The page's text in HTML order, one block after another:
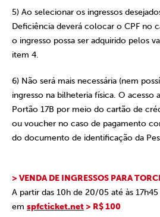
5) Ao selecionar os ingressos
Deficiência deverá colocar o CPF no
o ingresso possa ser adquirido pelos
item 4.
6) Não será mais necessária (nem
ingresso na bilheteria física. O acesso
Portão 17B por meio do cartão de
ou voucher no caso de pagamento
do documento de identificação da
> VENDA DE INGRESSOS PARA
A partir das 10h de 20/05 até às
em spfcticket.net > R$ 100